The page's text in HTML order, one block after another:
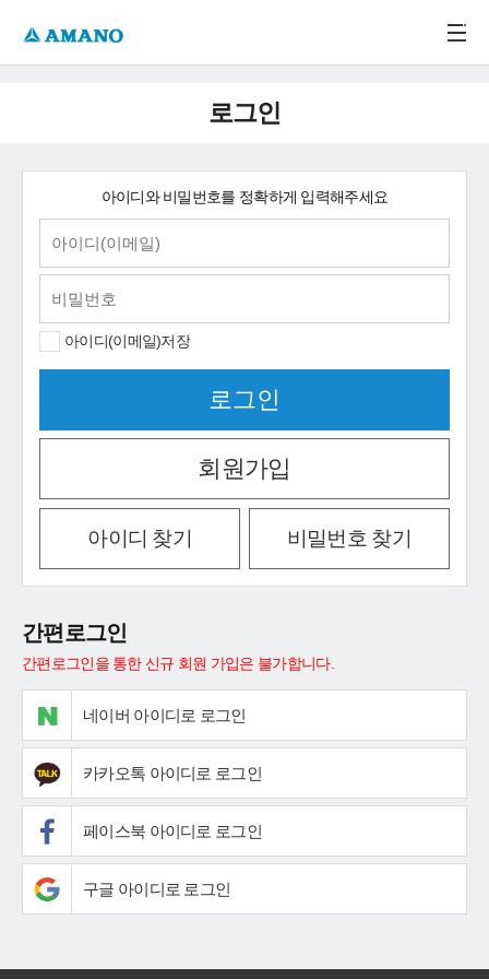
로그인
아이디와 비밀번호를 정확하게 입력해주세요
아이디(이메일)저장
회원가입
아이디 찾기 비밀번호 찾기
간편로그인
간편로그인을 통한 신규 회원 가입은 불가합니다.
네이버 아이디로 로그인
카카오톡 아이디로 로그인
페이스북 아이디로 로그인
구글 아이디로 로그인